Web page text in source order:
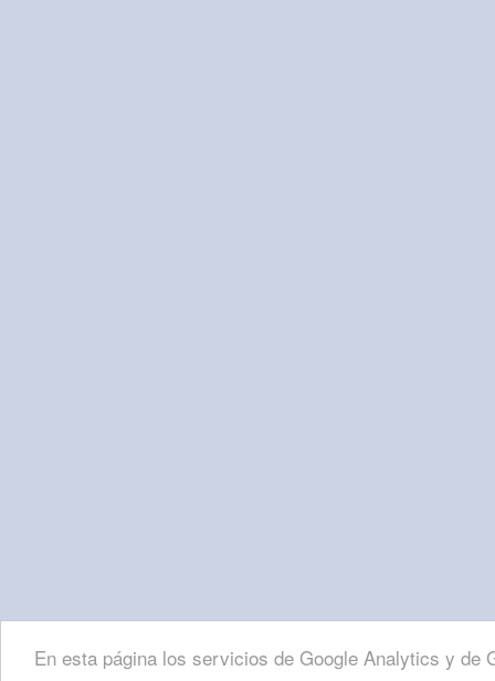
En esta página los servicios de Google Analytics y de